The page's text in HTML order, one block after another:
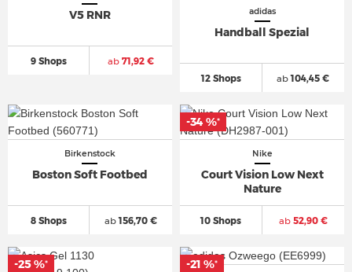
V5 RNR
9 Shops ab71,92 €
adidas
Handball Spezial
12 Shops ab104,45 €
Birkenstock
Boston Soft Footbed
8 Shops ab156,70 €
Nike
Court Vision Low Next
Nature
10 Shops ab52,90 €
-34 %*
-25 %* -21 %*